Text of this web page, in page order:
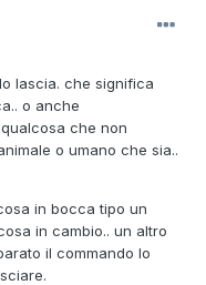
lascia. che significa
o anche
che non
o umano che sia..
in bocca tipo un
in cambio.. un altro
il commando lo